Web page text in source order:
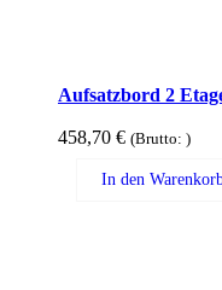
Aufsatzbord 2
458,70 € (Brutto: )
In den